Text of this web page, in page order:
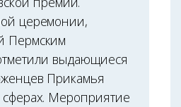
церемонии,
Пермским
выдающиеся
Прикамья
Мероприятие